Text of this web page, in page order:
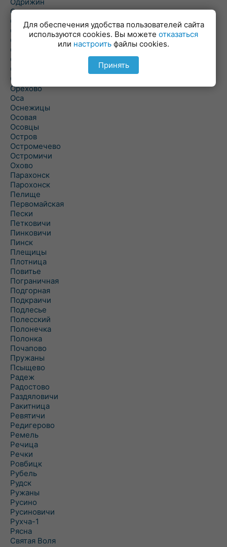
Оздамичи
Озяты
Олтуш
Ольманы
Ольпень
Ольшаны
Омельная
Ополь
Орехово
Оса
Оснежицы
Осовая
Осовцы
Остров
Остромечево
Остромичи
Охово
Парахонск
Парохонск
Пелище
Первомайская
Пески
Петковичи
Пинковичи
Пинск
Плещицы
Плотница
Повитье
Пограничная
Подгорная
Подкраичи
Подлесье
Полесский
Полонечка
Полонка
Почапово
Пружаны
Псыщево
Радеж
Радостово
Раздяловичи
Ракитница
Ревятичи
Редигерово
Ремель
Речица
Речки
Ровбицк
Рубель
Рудск
Ружаны
Русино
Русиновичи
Рухча-1
Рясна
Святая Воля
Для обеспечения удобства пользователей сайта
используются cookies. Вы можете отказаться
или настроить файлы cookies.
Принять